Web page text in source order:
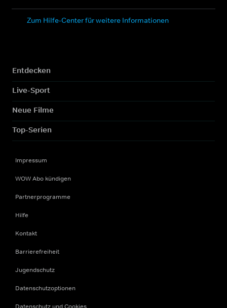
Zum Hilfe-Center für weitere Informationen
Entdecken
Live-Sport
Neue Filme
Top-Serien
Impressum
WOW Abo kündigen
Partnerprogramme
Hilfe
Kontakt
Barrierefreiheit
Jugendschutz
Datenschutzoptionen